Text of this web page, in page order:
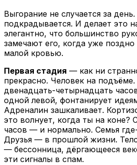
Выгорание не случается за
подкрадывается. И делает это
элегантно, что большинство
замечают его, когда уже поздно
малой кровью.
Первая стадия — как ни
прекрасно. Человек на подъёме.
двенадцать-четырнадцать
одной левой, фонтанирует
Адреналин зашкаливает.
это волнует, когда ты на коне?
часов — и нормально. Семья
Друзья — в прошлой жизни.
— бессонница, дёргающееся
эти сигналы в спам.